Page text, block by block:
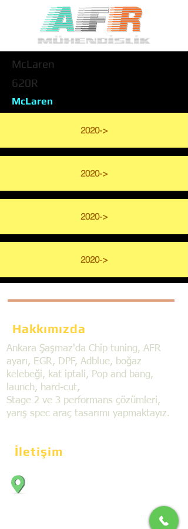
McLaren
620R
McLaren
2020->
2020->
2020->
2020->
Hakkımızda
Ankara Şaşmaz'da Chip tuning, AFR
ayarı, EGR, DPF, Adblue, boğaz
kelebeği, kat iptali, Pop and bang,
launch, hard-cut,
Stage 2 ve 3 performans çözümleri,
yarış spec araç tasarımı yapmaktayız.
İletişim